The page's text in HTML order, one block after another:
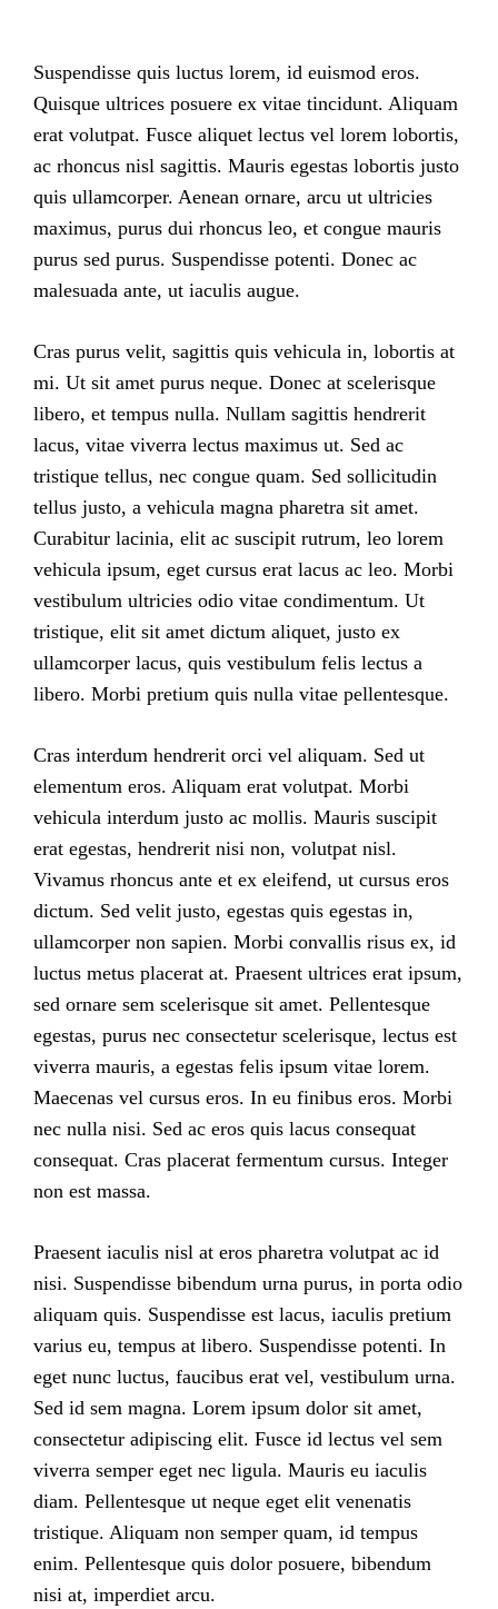
Suspendisse quis luctus lorem, id euismod eros.
Quisque ultrices posuere ex vitae tincidunt. Aliquam
erat volutpat. Fusce aliquet lectus vel lorem lobortis,
ac rhoncus nisl sagittis. Mauris egestas lobortis justo
quis ullamcorper. Aenean ornare, arcu ut ultricies
maximus, purus dui rhoncus leo, et congue mauris
purus sed purus. Suspendisse potenti. Donec ac
malesuada ante, ut iaculis augue.
Cras purus velit, sagittis quis vehicula in, lobortis at
mi. Ut sit amet purus neque. Donec at scelerisque
libero, et tempus nulla. Nullam sagittis hendrerit
lacus, vitae viverra lectus maximus ut. Sed ac
tristique tellus, nec congue quam. Sed sollicitudin
tellus justo, a vehicula magna pharetra sit amet.
Curabitur lacinia, elit ac suscipit rutrum, leo lorem
vehicula ipsum, eget cursus erat lacus ac leo. Morbi
vestibulum ultricies odio vitae condimentum. Ut
tristique, elit sit amet dictum aliquet, justo ex
ullamcorper lacus, quis vestibulum felis lectus a
libero. Morbi pretium quis nulla vitae pellentesque.
Cras interdum hendrerit orci vel aliquam. Sed ut
elementum eros. Aliquam erat volutpat. Morbi
vehicula interdum justo ac mollis. Mauris suscipit
erat egestas, hendrerit nisi non, volutpat nisl.
Vivamus rhoncus ante et ex eleifend, ut cursus eros
dictum. Sed velit justo, egestas quis egestas in,
ullamcorper non sapien. Morbi convallis risus ex, id
luctus metus placerat at. Praesent ultrices erat ipsum,
sed ornare sem scelerisque sit amet. Pellentesque
egestas, purus nec consectetur scelerisque, lectus est
viverra mauris, a egestas felis ipsum vitae lorem.
Maecenas vel cursus eros. In eu finibus eros. Morbi
nec nulla nisi. Sed ac eros quis lacus consequat
consequat. Cras placerat fermentum cursus. Integer
non est massa.
Praesent iaculis nisl at eros pharetra volutpat ac id
nisi. Suspendisse bibendum urna purus, in porta odio
aliquam quis. Suspendisse est lacus, iaculis pretium
varius eu, tempus at libero. Suspendisse potenti. In
eget nunc luctus, faucibus erat vel, vestibulum urna.
Sed id sem magna. Lorem ipsum dolor sit amet,
consectetur adipiscing elit. Fusce id lectus vel sem
viverra semper eget nec ligula. Mauris eu iaculis
diam. Pellentesque ut neque eget elit venenatis
tristique. Aliquam non semper quam, id tempus
enim. Pellentesque quis dolor posuere, bibendum
nisi at, imperdiet arcu.